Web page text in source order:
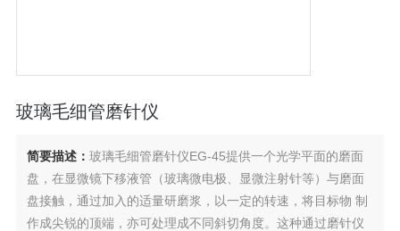
玻璃毛细管磨针仪
简要描述： 玻璃毛细管磨针仪EG-45提供一个光学平面的磨面
盘，在显微镜下移液管（玻璃微电极、显微注射针等）与磨面
盘接触，通过加入的适量研磨浆，以一定的转速，将目标物 制
作成尖锐的顶端，亦可处理成不同斜切角度。这种通过磨针仪